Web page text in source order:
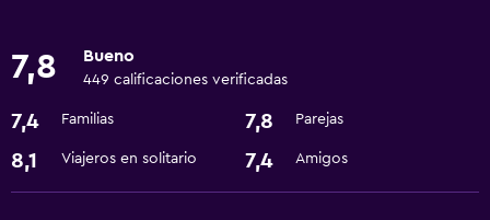
Cafetera
Servicios y facilidades
7,8 Bueno
449 calificaciones verificadas
7,4 Familias 7,8 Parejas
8,1 Viajeros en solitario 7,4 Amigos